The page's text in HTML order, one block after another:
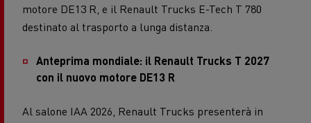
motore DE13 R, e il Renault Trucks E-Tech T 780
destinato al trasporto a lunga distanza.
Anteprima mondiale: il Renault Trucks T 2027
con il nuovo motore DE13 R
Al salone IAA 2026, Renault Trucks presenterà in